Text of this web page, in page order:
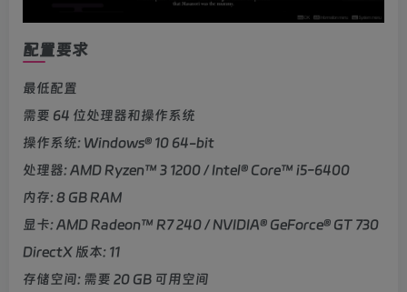
配置要求
最低配置
需要 64 位处理器和操作系统
操作系统: Windows® 10 64-bit
处理器: AMD Ryzen™ 3 1200 / Intel® Core™ i5-6400
内存: 8 GB RAM
显卡: AMD Radeon™ R7 240 / NVIDIA® GeForce® GT 730
DirectX 版本: 11
存储空间: 需要 20 GB 可用空间